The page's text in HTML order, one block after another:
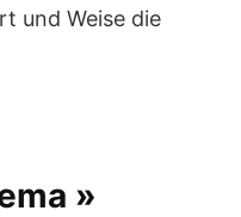
und Weise die
»